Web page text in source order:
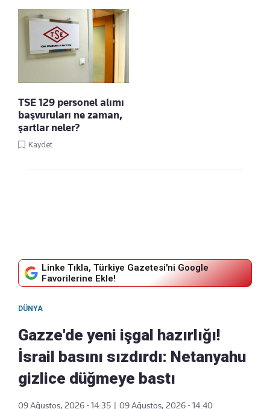
TSE 129 personel alımı
başvuruları ne zaman,
şartlar neler?
Kaydet
Linke Tıkla, Türkiye Gazetesi'ni Google
Favorilerine Ekle!
DÜNYA
Gazze'de yeni işgal hazırlığı!
İsrail basını sızdırdı: Netanyahu
gizlice düğmeye bastı
09 Ağustos, 2026 - 14:35
09 Ağustos, 2026 - 14:40